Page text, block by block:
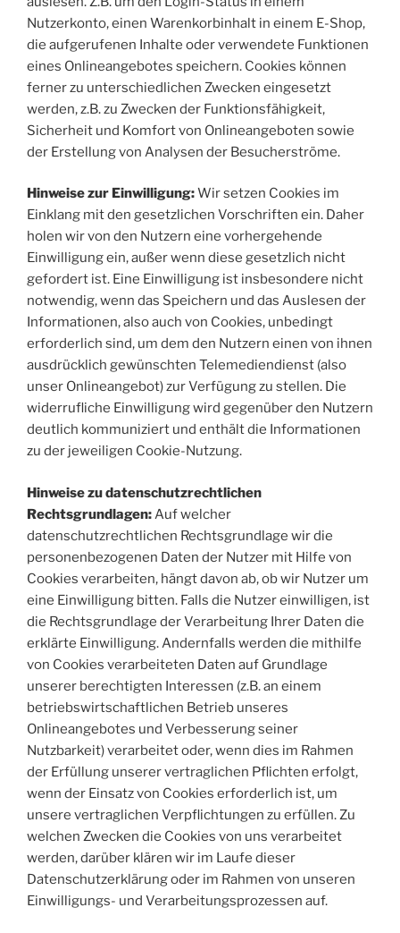
Nutzerkonto, einen Warenkorbinhalt in einem E-Shop,
die aufgerufenen Inhalte oder verwendete Funktionen
eines Onlineangebotes speichern. Cookies können
ferner zu unterschiedlichen Zwecken eingesetzt
werden, z.B. zu Zwecken der Funktionsfähigkeit,
Sicherheit und Komfort von Onlineangeboten sowie
der Erstellung von Analysen der Besucherströme.
Hinweise zur Einwilligung:Wir setzen Cookies im
Einklang mit den gesetzlichen Vorschriften ein. Daher
holen wir von den Nutzern eine vorhergehende
Einwilligung ein, außer wenn diese gesetzlich nicht
gefordert ist. Eine Einwilligung ist insbesondere nicht
notwendig, wenn das Speichern und das Auslesen der
Informationen, also auch von Cookies, unbedingt
erforderlich sind, um dem den Nutzern einen von ihnen
ausdrücklich gewünschten Telemediendienst (also
unser Onlineangebot) zur Verfügung zu stellen. Die
widerrufliche Einwilligung wird gegenüber den Nutzern
deutlich kommuniziert und enthält die Informationen
zu der jeweiligen Cookie-Nutzung.
Hinweise zu datenschutzrechtlichen
Rechtsgrundlagen: Auf welcher
datenschutzrechtlichen Rechtsgrundlage wir die
personenbezogenen Daten der Nutzer mit Hilfe von
Cookies verarbeiten, hängt davon ab, ob wir Nutzer um
eine Einwilligung bitten. Falls die Nutzer einwilligen, ist
die Rechtsgrundlage der Verarbeitung Ihrer Daten die
erklärte Einwilligung. Andernfalls werden die mithilfe
von Cookies verarbeiteten Daten auf Grundlage
unserer berechtigten Interessen (z.B. an einem
betriebswirtschaftlichen Betrieb unseres
Onlineangebotes und Verbesserung seiner
Nutzbarkeit) verarbeitet oder, wenn dies im Rahmen
der Erfüllung unserer vertraglichen Pflichten erfolgt,
wenn der Einsatz von Cookies erforderlich ist, um
unsere vertraglichen Verpflichtungen zu erfüllen. Zu
welchen Zwecken die Cookies von uns verarbeitet
werden, darüber klären wir im Laufe dieser
Datenschutzerklärung oder im Rahmen von unseren
Einwilligungs- und Verarbeitungsprozessen auf.